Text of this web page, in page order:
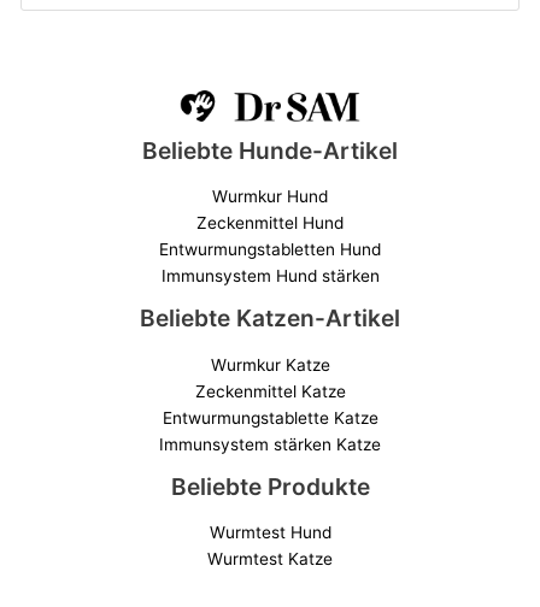
Beliebte Hunde-Artikel
Wurmkur Hund
Zeckenmittel Hund
Entwurmungstabletten Hund
Immunsystem Hund stärken
Beliebte Katzen-Artikel
Wurmkur Katze
Zeckenmittel Katze
Entwurmungstablette Katze
Immunsystem stärken Katze
Beliebte Produkte
Wurmtest Hund
Wurmtest Katze